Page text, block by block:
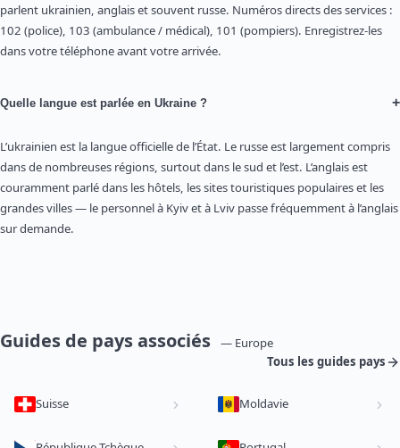
parlent ukrainien, anglais et souvent russe. Numéros directs des services :
102 (police), 103 (ambulance / médical), 101 (pompiers). Enregistrez-les
dans votre téléphone avant votre arrivée.
Quelle langue est parlée en Ukraine ? +
L’ukrainien est la langue officielle de l’État. Le russe est largement compris
dans de nombreuses régions, surtout dans le sud et l’est. L’anglais est
couramment parlé dans les hôtels, les sites touristiques populaires et les
grandes villes — le personnel à Kyiv et à Lviv passe fréquemment à l’anglais
sur demande.
Guides de pays associés
— Europe
Tous les guides pays
Suisse Moldavie